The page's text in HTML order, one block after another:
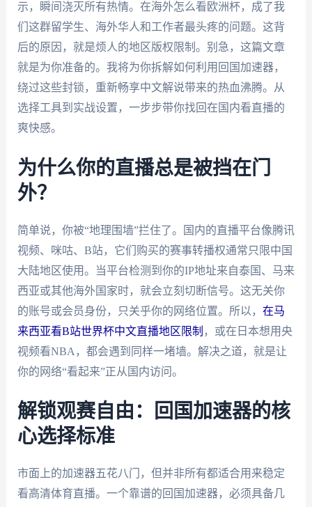
示，瞬间浇灭所有热情。在海外怎么看欧洲杯，成了我
们这群留学生、海外华人和工作者最头疼的问题。这背
后的原因，就是烦人的地区版权限制。别急，这篇文章
就是为你准备的。我将为你拆解如何利用回国加速器，
绕过这些封锁，重新畅享中文解说带来的热血沸腾。从
选择工具到实战设置，一步步带你找回在国内看直播的
爽快感。
为什么你的直播总是被挡在门
外？
简单说，你被“地理围墙”拦住了。国内的直播平台像腾讯
视频、咪咕、B站，它们购买的赛事转播权通常只限中国
大陆地区使用。当平台检测到你的IP地址来自泰国、马来
西亚或其他海外国家时，就会立刻切断信号。这无关你
的账号或会员身份，只关乎你的网络位置。所以， 在马
来西亚看B站世界杯中文直播地区限制 ，或在日本想用央
视频看NBA，都会遇到同样一堵墙。解决之道，就是让
你的网络“看起来”正从国内访问。
解锁观赛自由：回国加速器的核
心选择标准
市面上的加速器五花八门，但并非所有都适合用来稳定
看高清体育直播。一个靠谱的回国加速器，必须具备几